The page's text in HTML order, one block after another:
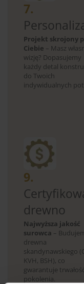
7.
Projekt skrojony
Ciebie – Masz
wizję? Dopasujemy
każdy detal
do Twoich
indywidualnych
9.
drewno
Najwyższa jakość
surowca –
drewna
skandynawskiego
KVH, BSH), co
gwarantuje
pokolenia.